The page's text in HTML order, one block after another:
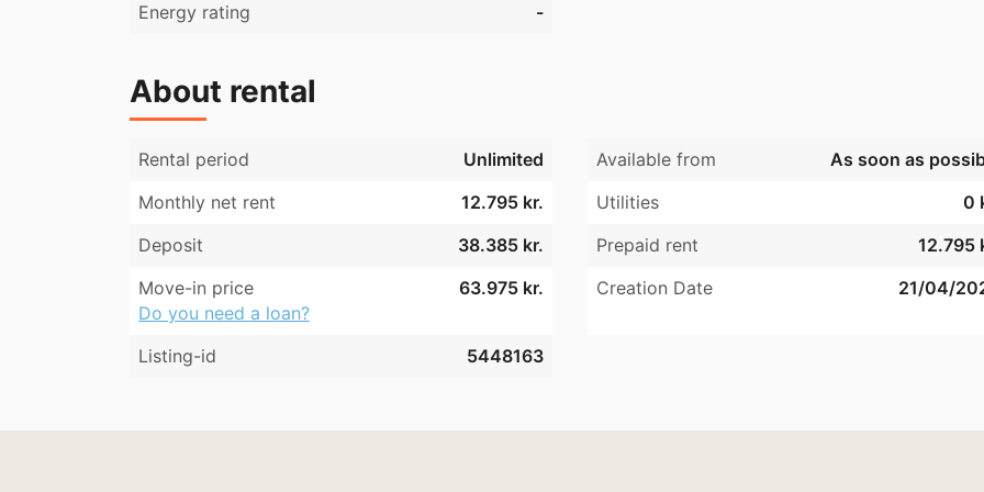
Energy rating
-
About rental
Rental period Unlimited Available from
As soon as
Monthly net rent
12.795 kr. Utilities
0
Deposit
38.385 kr. Prepaid rent
12.795
Move-in price
63.975 kr.
Do you need a loan?
Creation Date 21/04/
Listing-id 5448163